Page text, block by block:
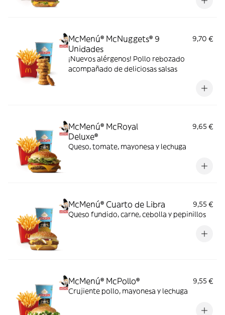
McMenú® McNuggets® 9
Unidades
9,70 €
¡Nuevos alérgenos! Pollo rebozado
acompañado de deliciosas salsas
McMenú® McRoyal
Deluxe®
9,65 €
Queso, tomate, mayonesa y lechuga
McMenú® Cuarto de Libra
9,55 €
Queso fundido, carne, cebolla y pepinillos
McMenú® McPollo®
9,55 €
Crujiente pollo, mayonesa y lechuga